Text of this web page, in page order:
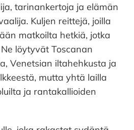
tarinankertoja ja elämän
Kuljen reittejä, joilla
matkoilta hetkiä, jotka
löytyvät Toscanan
Venetsian iltahehkusta ja
mutta yhtä lailla
ja rantakallioiden